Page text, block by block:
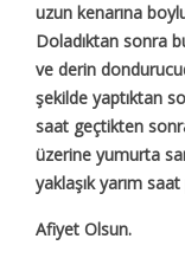
uzun kenarına
Doladıktan sonra
ve derin
şekilde yaptıktan
saat geçtikten
üzerine yumurta
yaklaşık yarım
Afiyet Olsun.